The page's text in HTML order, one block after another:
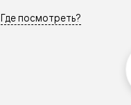
Где посмотреть?